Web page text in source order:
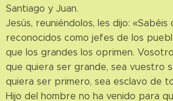
Santiago y Juan.
Jesús, reuniéndolos, les dijo: «Sabéis
reconocidos como jefes de los
que los grandes los oprimen.
que quiera ser grande, sea vuestro
quiera ser primero, sea esclavo de
Hijo del hombre no ha venido para